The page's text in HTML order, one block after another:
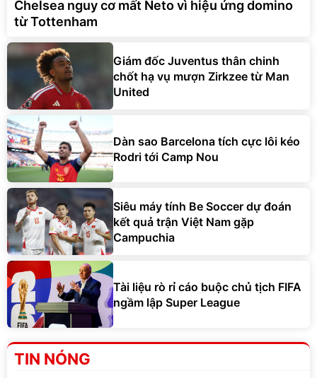
Chelsea nguy cơ mất Neto vì hiệu ứng domino
từ Tottenham
Giám đốc Juventus thân chinh
chốt hạ vụ mượn Zirkzee từ Man
United
Dàn sao Barcelona tích cực lôi kéo
Rodri tới Camp Nou
Siêu máy tính Be Soccer dự đoán
kết quả trận Việt Nam gặp
Campuchia
Tài liệu rò rỉ cáo buộc chủ tịch FIFA
ngầm lập Super League
TIN NÓNG